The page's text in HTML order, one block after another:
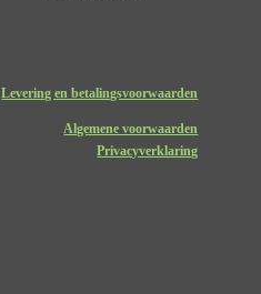
Levering en betalingsvoorwaarden
Algemene voorwaarden
Privacyverklaring